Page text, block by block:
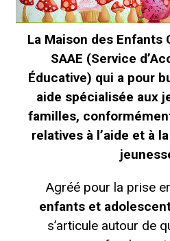
La Maison des Enfants
SAAE (Service
Éducative) qui a pour
aide spécialisée aux
familles,
relatives à l’aide et à
Agréé pour la prise
enfants et
s’articule autour de